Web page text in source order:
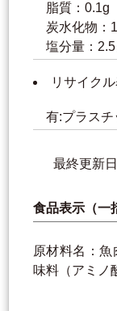
脂質：0.1g
炭水化物：
塩分量：2.5
リサイク
有:プラスチ
最終更新
食品表示（一
原材料名：
味料（アミノ